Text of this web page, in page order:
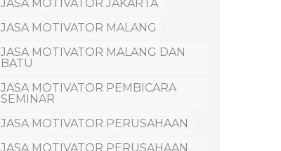
JASA MOTIVATOR JAKARTA
JASA MOTIVATOR MALANG
JASA MOTIVATOR MALANG DAN
BATU
JASA MOTIVATOR PEMBICARA
SEMINAR
JASA MOTIVATOR PERUSAHAAN
JASA MOTIVATOR PERUSAHAAN